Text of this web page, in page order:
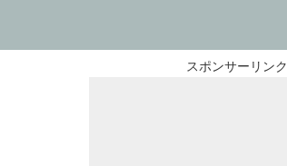
スポンサーリンク